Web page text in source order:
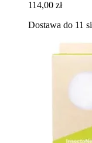
114,00 zł
Dostawa do 11